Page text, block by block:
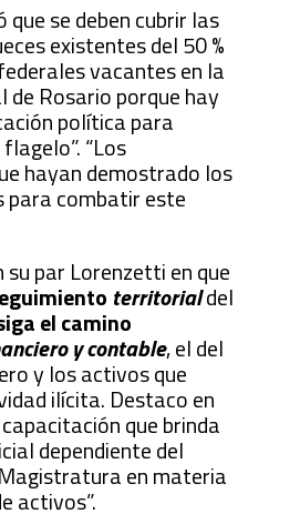
se deben cubrir las
existentes del 50 %
vacantes en la
Rosario porque hay
política para
“Los
hayan demostrado los
combatir este
su par Lorenzetti en que
territorialdel
el camino
ycontable, el del
y los activos que
ilícita. Destaco en
que brinda
dependiente del
en materia
activos”.